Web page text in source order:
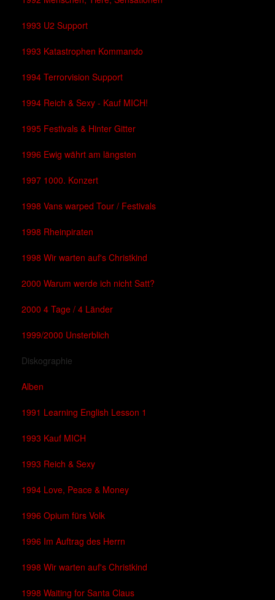
1993 U2 Support
1993 Katastrophen Kommando
1994 Terrorvision Support
1994 Reich & Sexy - Kauf MICH!
1995 Festivals & Hinter Gitter
1996 Ewig währt am längsten
1997 1000. Konzert
1998 Vans warped Tour / Festivals
1998 Rheinpiraten
1998 Wir warten auf's Christkind
2000 Warum werde ich nicht Satt?
2000 4 Tage / 4 Länder
1999/2000 Unsterblich
Diskographie
Alben
1991 Learning English Lesson 1
1993 Kauf MICH
1993 Reich & Sexy
1994 Love, Peace & Money
1996 Opium fürs Volk
1996 Im Auftrag des Herrn
1998 Wir warten auf's Christkind
1998 Waiting for Santa Claus